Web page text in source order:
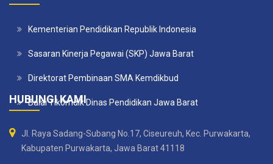
Kementerian Pendidikan Republik Indonesia
Sasaran Kinerja Pegawai (SKP) Jawa Barat
Direktorat Pembinaan SMA Kemdikbud
Balai Tikomdik Dinas Pendidikan Jawa Barat
HUBUNGI KAMI
Jl. Raya Sadang-Subang No.17, Ciseureuh, Kec. Purwakarta,
Kabupaten Purwakarta, Jawa Barat 41118